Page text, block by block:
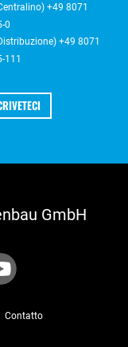
+49 8071
0
+49 8071
111
GmbH
Contatto